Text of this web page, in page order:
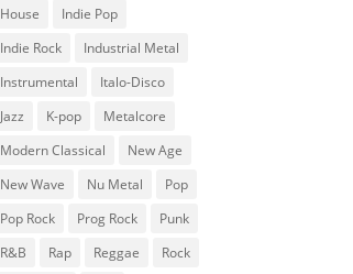
House
Indie Pop
Indie Rock
Industrial Metal
Instrumental
Italo-Disco
Jazz
K-pop
Metalcore
Modern Classical
New Age
New Wave
Nu Metal
Pop
Pop Rock
Prog Rock
Punk
R&B
Rap Reggae
Rock